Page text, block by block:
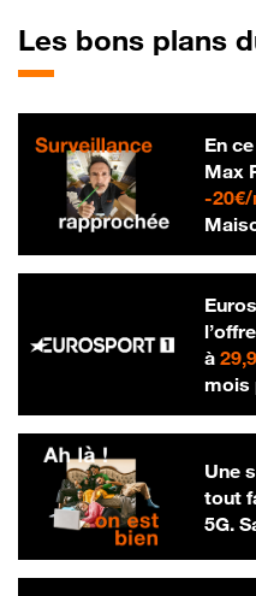
Les bons plans
En
Max
-
à
mois
Une
tout
5G.